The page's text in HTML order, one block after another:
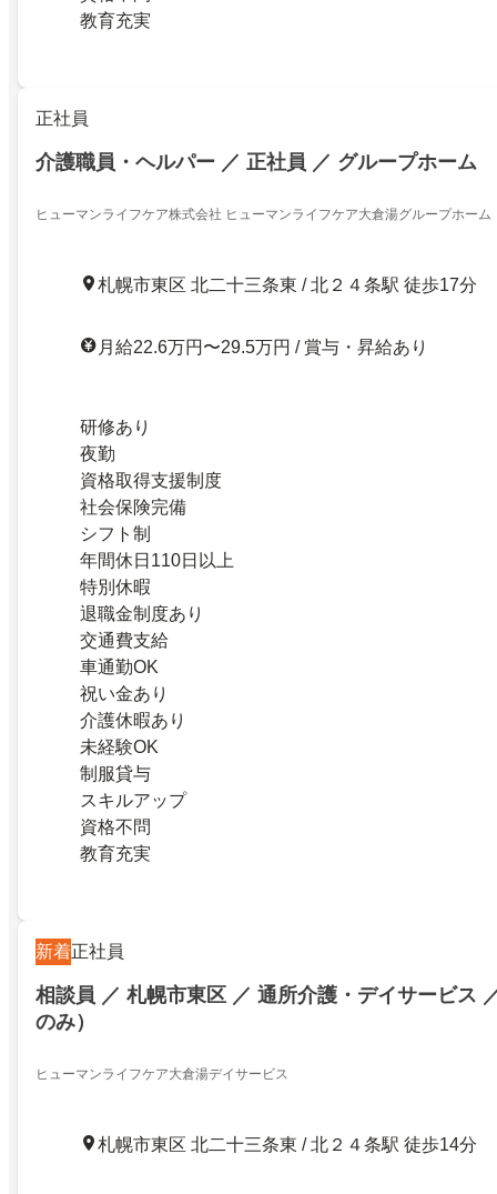
教育充実
正社員
介護職員・ヘルパー ／ 正社員 ／ グループホーム
ヒューマンライフケア株式会社 ヒューマンライフケア大倉湯グループホーム
札幌市東区 北二十三条東 / 北２４条駅 徒歩17分
月給22.6万円〜29.5万円 / 賞与・昇給あり
研修あり
夜勤
資格取得支援制度
社会保険完備
シフト制
年間休日110日以上
特別休暇
退職金制度あり
交通費支給
車通勤OK
祝い金あり
介護休暇あり
未経験OK
制服貸与
スキルアップ
資格不問
教育充実
新着正社員
相談員 ／ 札幌市東区 ／ 通所介護・デイサービス
のみ）
ヒューマンライフケア大倉湯デイサービス
札幌市東区 北二十三条東 / 北２４条駅 徒歩14分